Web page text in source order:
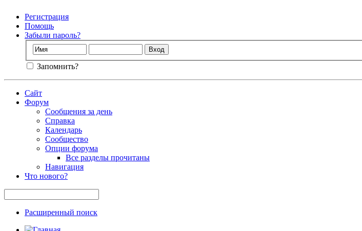
Регистрация
Помощь
Забыли пароль?
Запомнить?
Сайт
Форум
Сообщения за день
Справка
Календарь
Сообщество
Опции форума
Все разделы прочитаны
Навигация
Что нового?
Расширенный поиск